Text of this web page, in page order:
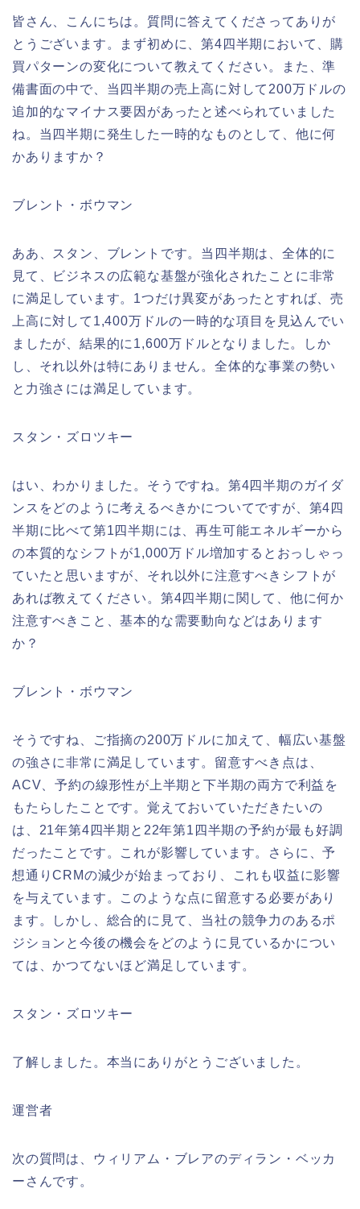
皆さん、こんにちは。質問に答えてくださってありが
とうございます。まず初めに、第4四半期において、購
買パターンの変化について教えてください。また、準
備書面の中で、当四半期の売上高に対して200万ドルの
追加的なマイナス要因があったと述べられていました
ね。当四半期に発生した一時的なものとして、他に何
かありますか？
ブレント・ボウマン
ああ、スタン、ブレントです。当四半期は、全体的に
見て、ビジネスの広範な基盤が強化されたことに非常
に満足しています。1つだけ異変があったとすれば、売
上高に対して1,400万ドルの一時的な項目を見込んでい
ましたが、結果的に1,600万ドルとなりました。しか
し、それ以外は特にありません。全体的な事業の勢い
と力強さには満足しています。
スタン・ズロツキー
はい、わかりました。そうですね。第4四半期のガイダ
ンスをどのように考えるべきかについてですが、第4四
半期に比べて第1四半期には、再生可能エネルギーから
の本質的なシフトが1,000万ドル増加するとおっしゃっ
ていたと思いますが、それ以外に注意すべきシフトが
あれば教えてください。第4四半期に関して、他に何か
注意すべきこと、基本的な需要動向などはあります
か？
ブレント・ボウマン
そうですね、ご指摘の200万ドルに加えて、幅広い基盤
の強さに非常に満足しています。留意すべき点は、
ACV、予約の線形性が上半期と下半期の両方で利益を
もたらしたことです。覚えておいていただきたいの
は、21年第4四半期と22年第1四半期の予約が最も好調
だったことです。これが影響しています。さらに、予
想通りCRMの減少が始まっており、これも収益に影響
を与えています。このような点に留意する必要があり
ます。しかし、総合的に見て、当社の競争力のあるポ
ジションと今後の機会をどのように見ているかについ
ては、かつてないほど満足しています。
スタン・ズロツキー
了解しました。本当にありがとうございました。
運営者
次の質問は、ウィリアム・ブレアのディラン・ベッカ
ーさんです。